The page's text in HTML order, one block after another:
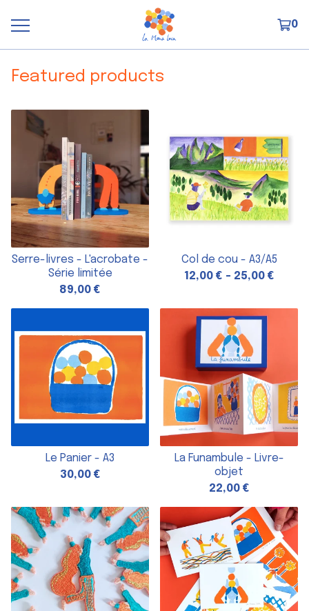
0
Featured products
Serre-livres - L'acrobate -
Série limitée
89,00 €
Col de cou - A3/A5
12,00 € - 25,00 €
Le Panier - A3
30,00 €
La Funambule - Livre-
objet
22,00 €